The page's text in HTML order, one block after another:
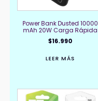
Power Bank Dusted 10000
mAh 20W Carga Rápida
$16.990
LEER MÁS